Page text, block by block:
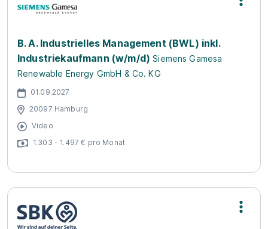
B. A. Industrielles Management (BWL) inkl.
Industriekaufmann (w/m/d) Siemens Gamesa
Renewable Energy GmbH & Co. KG
01.09.2027
20097 Hamburg
Video
1.303 - 1.497 € pro Monat